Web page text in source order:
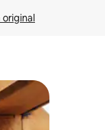
original